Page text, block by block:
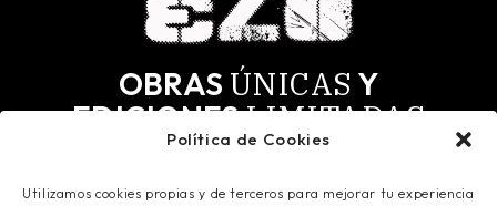
Política de Cookies
Utilizamos cookies propias y de terceros para mejorar tu experiencia
OBRAS ÚNICAS Y
EDICIONESLIMITADAS
PARA LOSMÁSSELECTOS.